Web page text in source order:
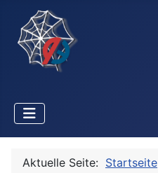
Aktuelle Seite: Startseite